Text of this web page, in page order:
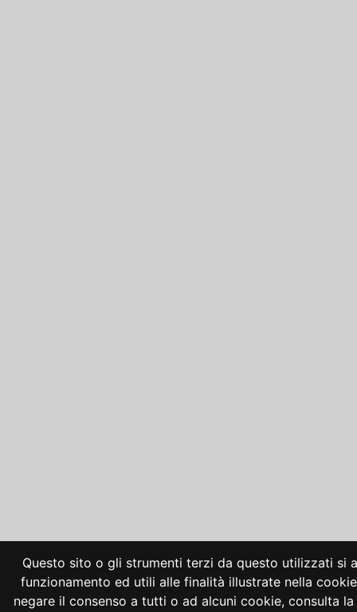
Questo sito o gli strumenti terzi da questo utilizzati si
funzionamento ed utili alle finalità illustrate nella
negare il consenso a tutti o ad alcuni cookie, consulta